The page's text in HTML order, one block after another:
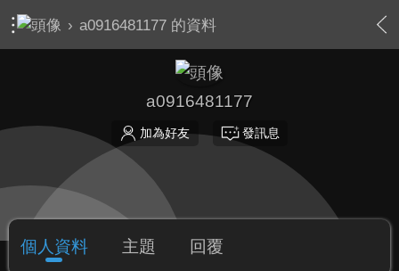
› a0916481177 的資料
a0916481177
加為好友 發訊息
個人資料 主題 回覆